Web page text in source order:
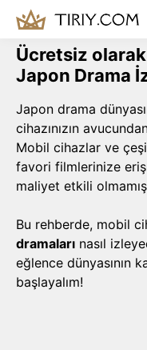
content
Ücretsiz olarak
Japon Drama
Japon drama
cihazınızın
Mobil cihazlar ve
favori filmlerinize
maliyet etkili
Bu rehberde, mobil
dramaları nasıl
eğlence dünyasının
başlayalım!